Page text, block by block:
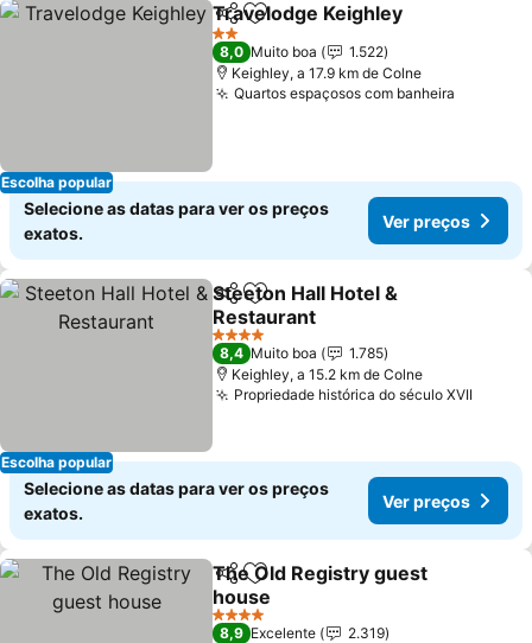
Escolha popular
PartilharAdicionar aos favoritos
Travelodge Keighley
2 Estrelas
8,0 Muito boa
1.522
Keighley, a 17.9 km de Colne
Quartos espaçosos com banheira
Selecione as datas para ver os preços
exatos.
Ver preços
Escolha popular
PartilharAdicionar aos favoritos
Steeton Hall Hotel &
Restaurant
Ver preços
4 Estrelas
8,4 Muito boa
1.785
Keighley, a 15.2 km de Colne
Propriedade histórica do século XVIIVer
Selecione as datas para ver os preços
exatos.
Ver preços
PartilharAdicionar aos favoritos
The Old Registry guest
house
Ver preços
4 Estrelas
8,9 Excelente
2.319